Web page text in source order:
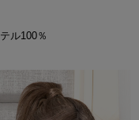
100％